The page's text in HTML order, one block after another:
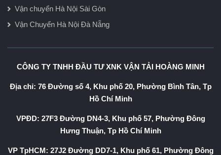
Vận chuyển Hà Nội Sài Gòn
Vận Chuyển Hà Nội Đà Nẵng
CÔNG TY TNHH ĐẦU TƯ XNK VẬN TẢI HOÀNG MINH
Địa chỉ: 76 Đường số 4, Khu phố 20, Phường Bình Tân, Tp
Hồ Chí Minh
VPĐD: 27F3 Đường DN4-3, Khu phố 57, Phường Đông
Hưng Thuận, Tp Hồ Chí Minh
VP TpHCM: 27J2 Đường DD7-1, Khu phố 61, Phường Đông